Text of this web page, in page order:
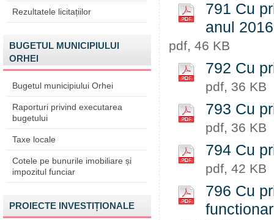
Rezultatele licitațiilor
BUGETUL MUNICIPIULUI
ORHEI
Bugetul municipiului Orhei
Raporturi privind executarea
bugetului
Taxe locale
Cotele pe bunurile imobiliare și
impozitul funciar
PROIECTE INVESTIȚIONALE
791 Cu
anul
pdf, 46 KB
792 Cu
pdf, 36 KB
793 Cu
pdf, 36 KB
794 Cu
pdf, 42 KB
796 Cu